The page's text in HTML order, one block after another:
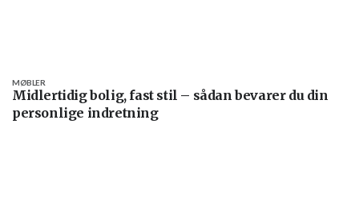
Midlertidig bolig, fast stil – sådan bevarer du din
personlige indretning
MØBLER